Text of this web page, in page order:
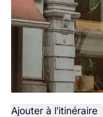
Ajouter à l'itinéraire